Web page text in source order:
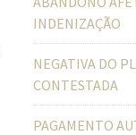
INDENIZAÇÃO
NEGATIVA DO
CONTESTADA
PAGAMENTO